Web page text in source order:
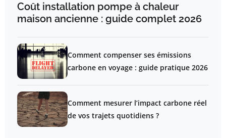
Coût installation pompe à chaleur
maison ancienne : guide complet 2026
Comment compenser ses émissions
carbone en voyage : guide pratique 2026
Comment mesurer l’impact carbone réel
de vos trajets quotidiens ?